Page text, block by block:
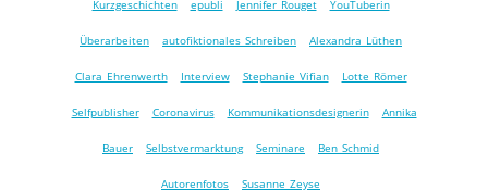
Kurzgeschichten epubli Jennifer Rouget YouTuberin
Überarbeiten autofiktionales Schreiben Alexandra Lüthen
Clara Ehrenwerth Interview Stephanie Vifian Lotte Römer
Selfpublisher Coronavirus Kommunikationsdesignerin Annika
Bauer Selbstvermarktung Seminare Ben Schmid
Autorenfotos Susanne Zeyse